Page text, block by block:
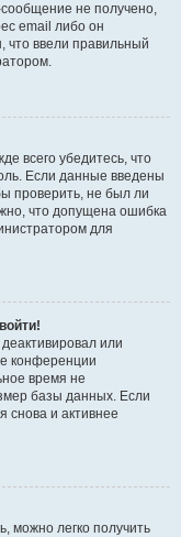
не получено,
email либо он
что ввели правильный
всего убедитесь, что
Если данные введены
проверить, не был ли
что допущена ошибка
для
или
конференции
время не
базы данных. Если
снова и активнее
можно легко получить